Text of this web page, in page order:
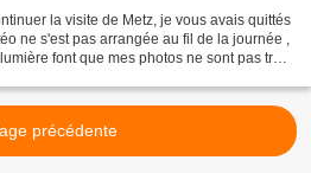
la visite de Metz, je vous avais quittés
ne s'est pas arrangée au fil de la journée ,
font que mes photos ne sont pas très
précédente